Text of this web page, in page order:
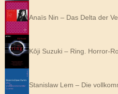
Anaïs Nin – Das Delta der
Kôji Suzuki – Ring. Horror-
Stanislaw Lem – Die